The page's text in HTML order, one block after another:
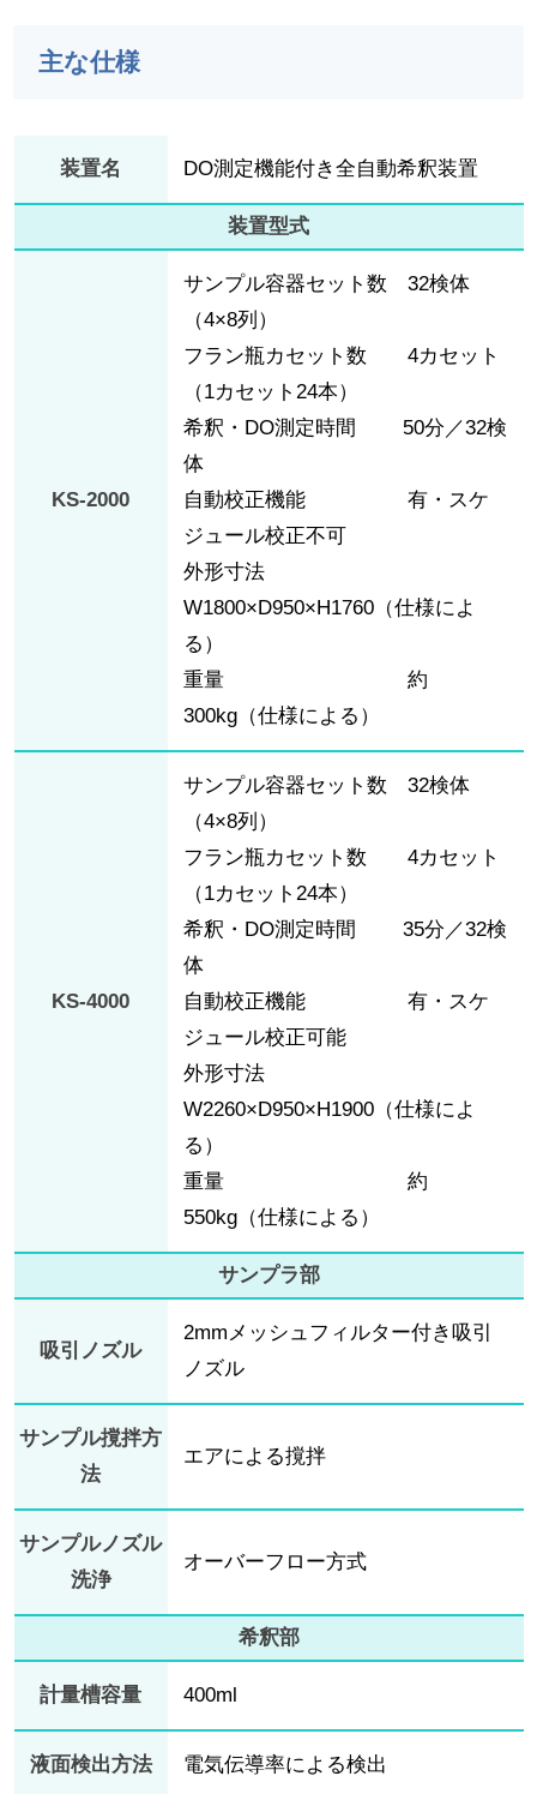
主な仕様
装置名 DO測定機能付き全自動希釈装置
装置型式
KS-2000
サンプル容器セット数 32検体
（4×8列）
フラン瓶カセット数 4カセット
（1カセット24本）
希釈・DO測定時間 50分／32検
体
自動校正機能 有・スケ
ジュール校正不可
外形寸法
W1800×D950×H1760（仕様によ
る）
重量 約
300kg（仕様による）
KS-4000
サンプル容器セット数 32検体
（4×8列）
フラン瓶カセット数 4カセット
（1カセット24本）
希釈・DO測定時間 35分／32検
体
自動校正機能 有・スケ
ジュール校正可能
外形寸法
W2260×D950×H1900（仕様によ
る）
重量 約
550kg（仕様による）
サンプラ部
吸引ノズル
2mmメッシュフィルター付き吸引
ノズル
サンプル撹拌方
法
エアによる撹拌
サンプルノズル
洗浄
オーバーフロー方式
希釈部
計量槽容量 400ml
液面検出方法 電気伝導率による検出